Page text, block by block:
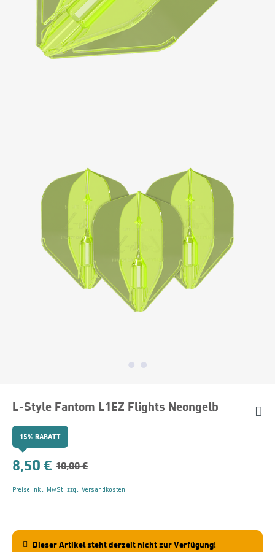
L-Style Fantom L1EZ Flights Neongelb
15% RABATT
8,50 € 10,00 €
Preise inkl. MwSt. zzgl. Versandkosten
Dieser Artikel steht derzeit nicht zur Verfügung!